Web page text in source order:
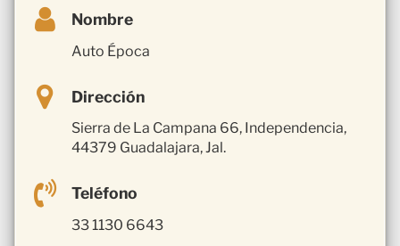
Nombre
Auto Época
Dirección
Sierra de La Campana 66, Independencia,
44379 Guadalajara, Jal.
Teléfono
33 1130 6643